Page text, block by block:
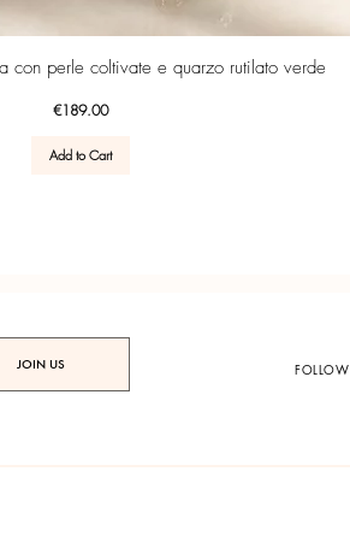
Quick View
con perle coltivate e quarzo rutilato verde
Price
€189.00
Add to Cart
JOIN US